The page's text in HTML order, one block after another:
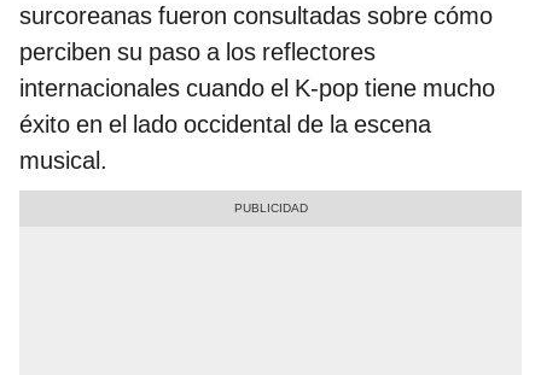
surcoreanas fueron consultadas sobre cómo
perciben su paso a los reflectores
internacionales cuando el K-pop tiene mucho
éxito en el lado occidental de la escena
musical.